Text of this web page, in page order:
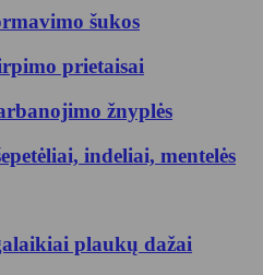
šukos
prietaisai
žnyplės
indeliai, mentelės
plaukų dažai